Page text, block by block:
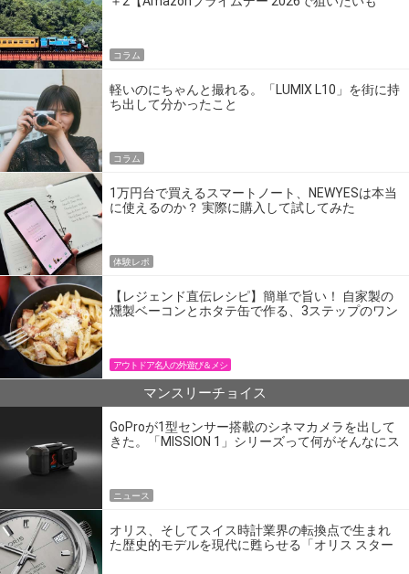
コラム
軽いのにちゃんと撮れる。「LUMIX L10」を街に持
ち出して分かったこと
コラム
1万円台で買えるスマートノート、NEWYESは本当
に使えるのか？ 実際に購入して試してみた
体験レポ
【レジェンド直伝レシピ】簡単で旨い！ 自家製の
燻製ベーコンとホタテ缶で作る、3ステップのワン
アウトドア名人の外遊び＆メシ
マンスリーチョイス
GoProが1型センサー搭載のシネマカメラを出して
きた。「MISSION 1」シリーズって何がそんなにス
ニュース
オリス、そしてスイス時計業界の転換点で生まれ
た歴史的モデルを現代に甦らせる「オリス スター